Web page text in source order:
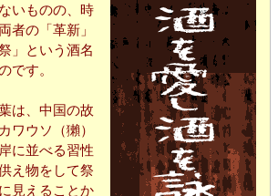
いものの、時
者の「革新」
」という酒名
です。
は、中国の故
ワウソ（獺）
に並べる習性
え物をして祭
見えることか